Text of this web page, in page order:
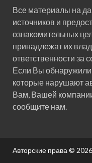
Все материалы на
источников и
ознакомительных
принадлежат их
ответственности за
Если Вы
которые нарушают
Вам, Вашей
сообщите нам.
Авторские права © 2026